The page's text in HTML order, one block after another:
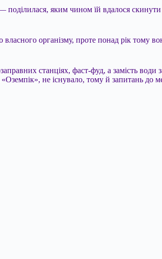
яким чином їй вдалося скинути
власного організму, проте понад рік
станціях, фаст-фуд, а замість
не існувало, тому й запитань